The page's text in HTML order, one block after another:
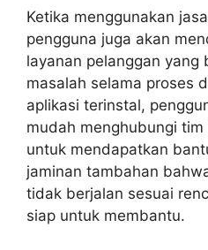
Ketika menggunakan
pengguna juga akan
layanan pelanggan yang
masalah selama proses
aplikasi terinstal,
mudah menghubungi
untuk mendapatkan
jaminan tambahan
tidak berjalan sesuai
siap untuk membantu.